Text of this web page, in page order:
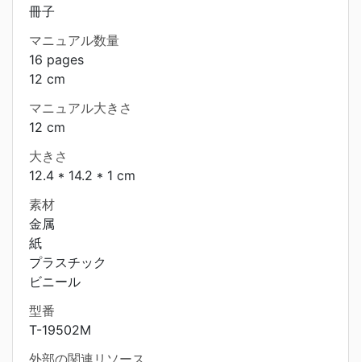
冊子
マニュアル数量
16 pages
12 cm
マニュアル大きさ
12 cm
大きさ
12.4 * 14.2 * 1 cm
素材
金属
紙
プラスチック
ビニール
型番
T-19502M
外部の関連リソース